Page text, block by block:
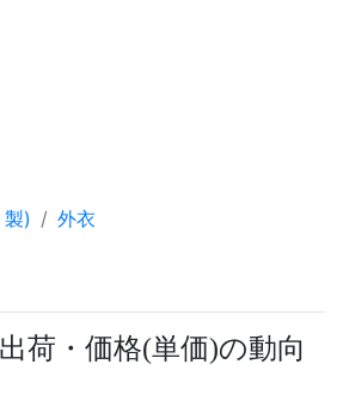
) 外衣
荷・価格(単価)の動向